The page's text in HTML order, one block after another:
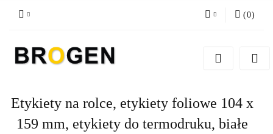
Zarejestruj się
Zgody cookies
(0)
Etykiety na rolce, etykiety foliowe 104 x
159 mm, etykiety do termodruku, białe